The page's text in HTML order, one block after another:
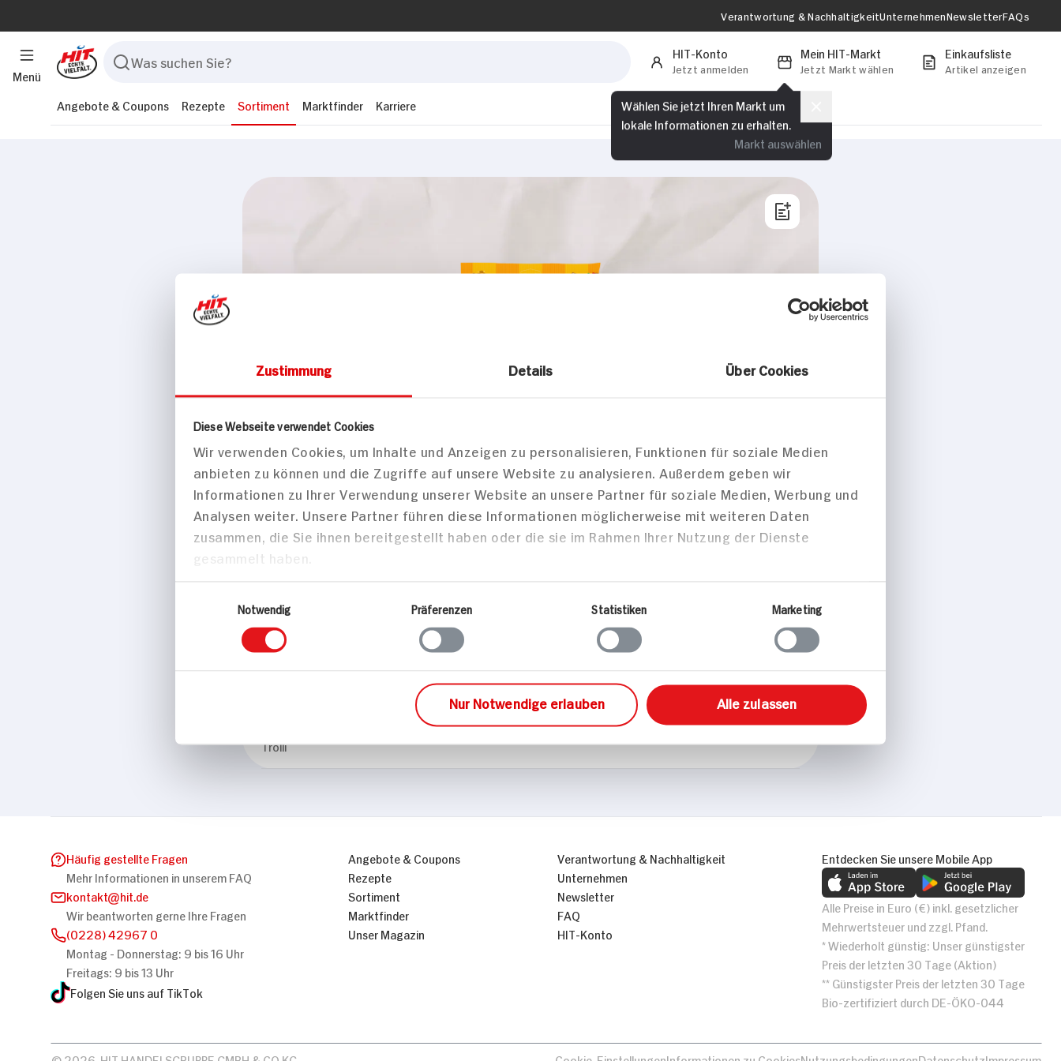
Diese Webseite verwendet Cookies
Wir verwenden Cookies, um Inhalte und Anzeigen zu personalisieren, Funktionen für soziale Medien
anbieten zu können und die Zugriffe auf unsere Website zu analysieren. Außerdem geben wir
Informationen zu Ihrer Verwendung unserer Website an unsere Partner für soziale Medien, Werbung und
Analysen weiter. Unsere Partner führen diese Informationen möglicherweise mit weiteren Daten
Einwilligungsauswahl
Notwendig
Präferenzen Statistiken Marketing
Nur Notwendige erlauben Alle zulassen
Menü
Verantwortung & NachhaltigkeitUnternehmenNewsletterFAQs
HIT-Konto
Jetzt anmelden
Mein HIT-Markt
Jetzt Markt wählen
Wählen Sie jetzt Ihren Markt um
lokale Informationen zu erhalten.
Markt auswählen
Einkaufsliste
Artikel anzeigen
Angebote & Coupons Rezepte Sortiment Marktfinder Karriere
Süßes & Salziges Süßwaren Fruchtgummimischungen
Trolli Mini Burger Fruchtgummi
170g Beutel
Bitte wählen Sie einen Markt aus,
um lokale Informationen zu sehen.
Trolli
Häufig gestellte Fragen
Mehr Informationen in unserem FAQ
kontakt
hit.de
Wir beantworten gerne Ihre Fragen
(0228) 42967 0
Montag - Donnerstag: 9 bis 16 Uhr
Freitags: 9 bis 13 Uhr
Folgen Sie uns auf TikTok
Angebote & Coupons
Rezepte
Sortiment
Marktfinder
Unser Magazin
Verantwortung & Nachhaltigkeit
Unternehmen
Newsletter
FAQ
HIT-Konto
Entdecken Sie unsere Mobile App
Alle Preise in Euro (€) inkl. gesetzlicher
Mehrwertsteuer und zzgl. Pfand.
* Wiederholt günstig: Unser günstigster
Preis der letzten 30 Tage (Aktion)
** Günstigster Preis der letzten 30 Tage
Bio-zertifiziert durch DE-ÖKO-044